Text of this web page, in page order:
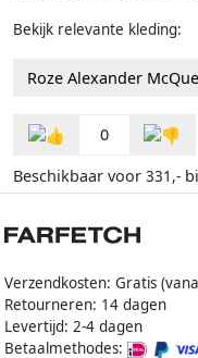
Bekijk relevante kleding:
Roze Alexander
0
Beschikbaar voor 331,-
Verzendkosten: Gratis
Retourneren: 14 dagen
Levertijd: 2-4 dagen
Betaalmethodes: